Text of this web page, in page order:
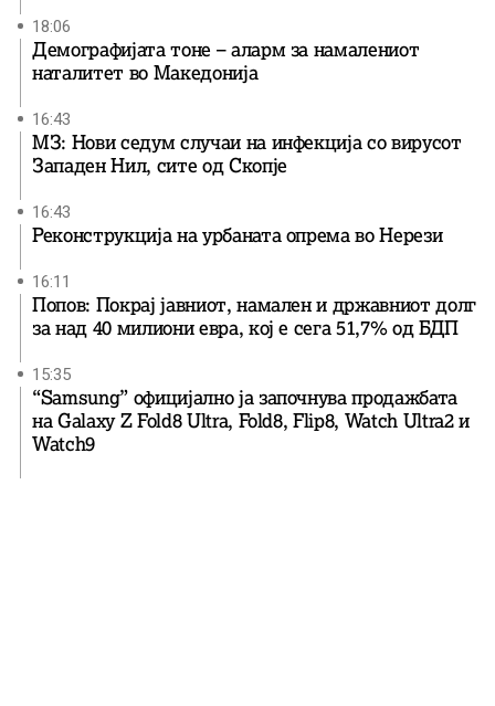
18:06
Демографијата тоне – аларм за намалениот
наталитет во Македонија
16:43
МЗ: Нови седум случаи на инфекција со вирусот
Западен Нил, сите од Скопје
16:43
Реконструкција на урбаната опрема во Нерези
16:11
Попов: Покрај јавниот, намален и државниот долг
за над 40 милиони евра, кој e сега 51,7% од БДП
15:35
“Samsung” официјално ја започнува продажбата
на Galaxy Z Fold8 Ultra, Fold8, Flip8, Watch Ultra2 и
Watch9